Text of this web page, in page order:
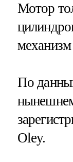
Мотор
По
Oley.